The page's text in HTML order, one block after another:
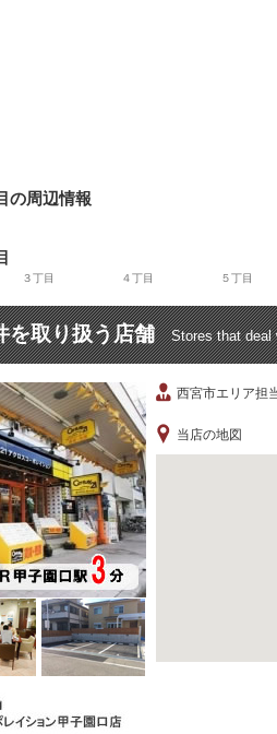
の周辺情報
３丁目 ４丁目 ５丁目
を取り扱う店舗 Stores that deal
西宮市エリア担
当店の地図